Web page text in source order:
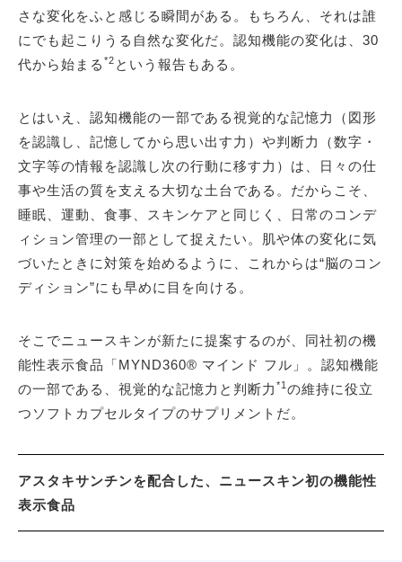
さな変化をふと感じる瞬間がある。もちろん、それは誰
にでも起こりうる自然な変化だ。認知機能の変化は、30
代から始まる *2 という報告もある。
とはいえ、認知機能の一部である視覚的な記憶力（図形
を認識し、記憶してから思い出す力）や判断力（数字・
文字等の情報を認識し次の行動に移す力）は、日々の仕
事や生活の質を支える大切な土台である。だからこそ、
睡眠、運動、食事、スキンケアと同じく、日常のコンデ
ィション管理の一部として捉えたい。肌や体の変化に気
づいたときに対策を始めるように、これからは“脳のコン
ディション”にも早めに目を向ける。
そこでニュースキンが新たに提案するのが、同社初の機
能性表示食品「MYND360® マインド フル」。認知機能
の一部である、視覚的な記憶力と判断力 *1 の維持に役立
つソフトカプセルタイプのサプリメントだ。
アスタキサンチンを配合した、ニュースキン初の機能性
表示食品